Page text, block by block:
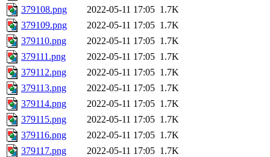
379108.png
2022-05-11 17:05 1.7K
379109.png
2022-05-11 17:05 1.7K
379110.png
2022-05-11 17:05 1.7K
379111.png
2022-05-11 17:05 1.7K
379112.png
2022-05-11 17:05 1.7K
379113.png
2022-05-11 17:05 1.7K
379114.png
2022-05-11 17:05 1.7K
379115.png
2022-05-11 17:05 1.7K
379116.png
2022-05-11 17:05 1.7K
379117.png
2022-05-11 17:05 1.7K